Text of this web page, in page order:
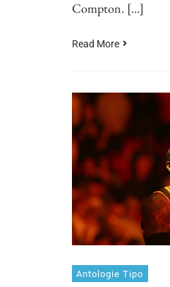
Compton. […]
Read More
Antologie Tipo